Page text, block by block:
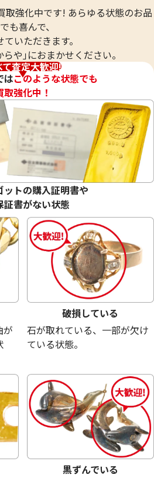
18金 (K18) メガネ
26.0g
参考買取価格
18金 (K18) メガネ
22.7g
参考買取価格
510,100円
取強化中です! あらゆる状態のお品
も喜んで、
いただきます。
や｣におまかせください。
て査定大歓迎!
はこのような状態でも
取強化中！
ットの購入証明書や
証書がない状態
が
破損している
石が取れている、一部が欠け
ている状態。
黒ずんでいる